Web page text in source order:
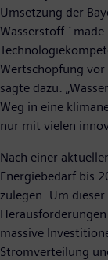
Umsetzung der
Wasserstoff
Wertschöpfung
sagte dazu:
Weg in eine
nur mit vielen
Nach einer
Energiebedarf bis
zulegen. Um
massive
Stromverteilung